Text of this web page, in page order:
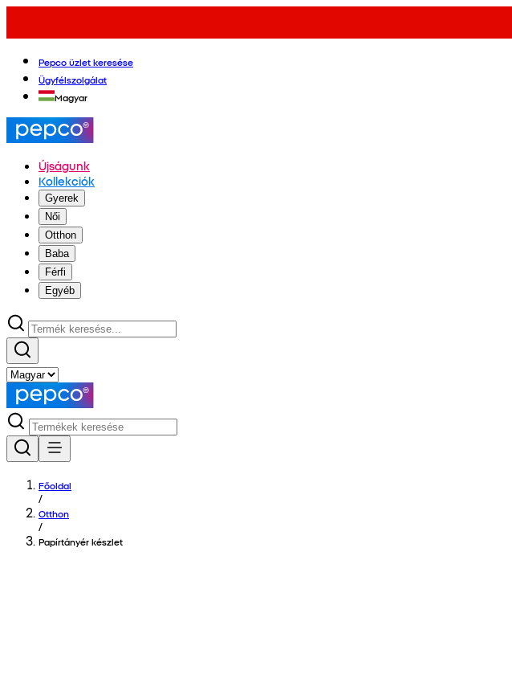
Pepco üzlet keresése
Ügyfélszolgálat
Magyar
Újságunk
Kollekciók
Gyerek
Női
Otthon
Baba
Férfi
Egyéb
Főoldal
/
Otthon
/
Papírtányér készlet